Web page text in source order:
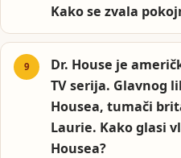
Kako se zvala
Dr. House je
TV serija. Glavnog
Housea, tumači
Laurie. Kako glasi
Housea?